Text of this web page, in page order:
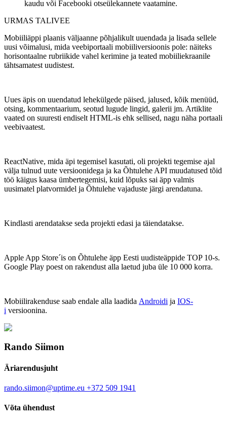
kaudu või Facebooki otseülekannete vaatamine.
URMAS TALIVEE
Mobiiliäppi plaanis väljaanne põhjalikult uuendada ja lisada sellele
uusi võimalusi, mida veebiportaali mobiiliversioonis pole: näiteks
horisontaalne rubriikide vahel kerimine ja teated mobiiliekraanile
tähtsamatest uudistest.
Uues äpis on uuendatud lehekülgede päised, jalused, kõik menüüd,
otsing, kommentaarium, seotud lugude lingid, galerii jm. Artiklite
vaated on suuresti endiselt HTML-is ehk sellised, nagu näha portaali
veebivaatest.
ReactNative, mida äpi tegemisel kasutati, oli projekti tegemise ajal
välja tulnud uute versioonidega ja ka Õhtulehe API muudatused tõid
töö käigus kaasa ümbertegemisi, kuid lõpuks sai äpp valmis
uusimatel platvormidel ja Õhtulehe vajaduste järgi arendatuna.
Kindlasti arendatakse seda projekti edasi ja täiendatakse.
Apple App Store´is on Õhtulehe äpp Eesti uudisteäppide TOP 10-s.
Google Play poest on rakendust alla laetud juba üle 10 000 korra.
Mobiilirakenduse saab endale alla laadida Androidi ja IOS-
i versioonina.
Rando Siimon
Äriarendusjuht
rando.siimon@uptime.eu +372 509 1941
Võta ühendust